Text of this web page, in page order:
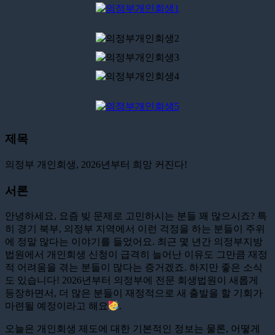
제목
의정부 개인회생, 2026년부터 희망 커진다!
서론
안녕하세요, 요즘 빚 문제로 고민하시는 분들 꽤 많으시죠? 특
히 경기 북부, 의정부 지역에서 이런 걱정을 하는 분들이 주위
에 정말 많다는 이야기를 들었어요. 최근 몇 년간 의정부지방
법원에서 개인회생 신청이 급격히 늘어난 이유도 그만큼 재정
적 어려움을 겪는 분들이 많다는 증거겠죠. 하지만 좋은 소식
도 있습니다! 2026년부터 의정부에 전문 회생법원이 새롭게
등장하면서, 더 많은 분들이 재정적으로 새 출발을 할 기회가
마련될 예정이라고 해요
.
오늘은 개인회생 제도에 대한 기본적인 정보는 물론, 어떻게